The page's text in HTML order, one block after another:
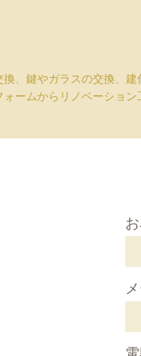
、鍵やガラスの交換、建
ームからリノベーション